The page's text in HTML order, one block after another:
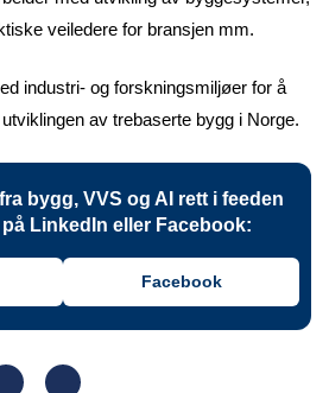
veiledere for bransjen mm.
industri- og forskningsmiljøer for å
av trebaserte bygg i Norge.
bygg, VVS og AI rett i feeden
LinkedIn eller Facebook:
Facebook